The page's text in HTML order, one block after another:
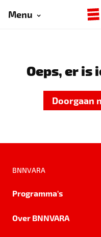
Menu
Oeps, er is
Doorgaan
BNNVARA
Programma's
Over BNNVARA